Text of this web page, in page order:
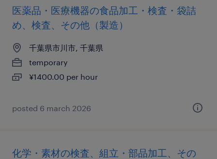
医薬品・医療機器の食品加工・検査・袋詰
め、検査、その他（製造）
千葉県市川市, 千葉県
temporary
¥1400.00 per hour
posted 6 march 2026
化学・素材の検査、組立・部品加工、その